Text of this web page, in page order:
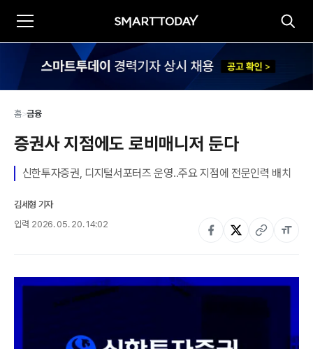
홈>금융
증권사 지점에도 로비매니저 둔다
신한투자증권, 디지털서포터즈 운영..주요 지점에 전문인력 배치
김세형 기자
입력 2026. 05. 20. 14:02